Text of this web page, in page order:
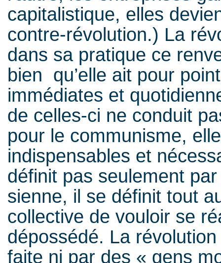
capitalistique, elles
contre-révolution.) La
dans sa pratique ce
bien qu’elle ait pour
immédiates et
de celles-ci ne conduit
pour le communisme,
indispensables et
définit pas seulement
sienne, il se définit tout
collective de vouloir se
dépossédé. La
faite ni par des « gens